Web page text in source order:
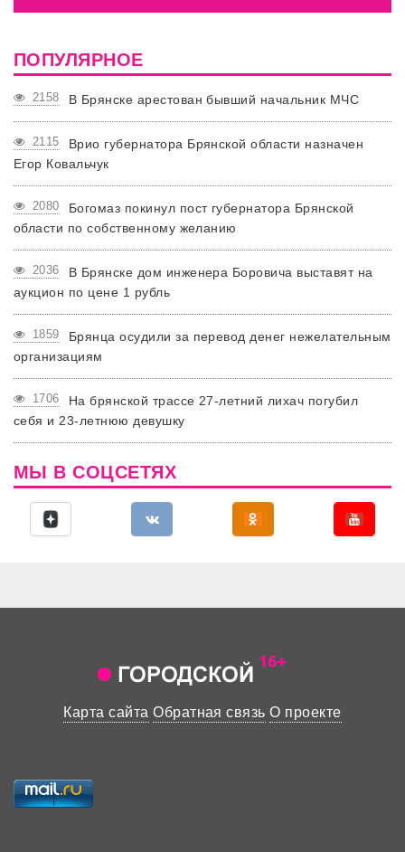
ПОПУЛЯРНОЕ
2158 В Брянске арестован бывший начальник МЧС
2115
Врио губернатора Брянской области назначен
Егор Ковальчук
2080
Богомаз покинул пост губернатора Брянской
области по собственному желанию
2036
В Брянске дом инженера Боровича выставят на
аукцион по цене 1 рубль
1859
Брянца осудили за перевод денег нежелательным
организациям
1706
На брянской трассе 27-летний лихач погубил
себя и 23-летнюю девушку
МЫ В СОЦСЕТЯХ
Карта сайта Обратная связь О проекте